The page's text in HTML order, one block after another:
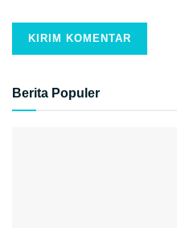
Berita Populer